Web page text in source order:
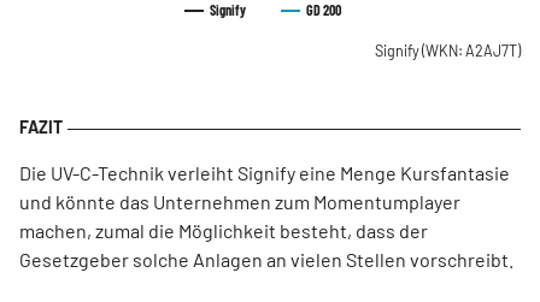
Signify GD 200
Signify(WKN: A2AJ7T)
Die UV-C-Technik verleiht Signify eine Menge Kursfantasie
und könnte das Unternehmen zum Momentumplayer
machen, zumal die Möglichkeit besteht, dass der
Gesetzgeber solche Anlagen an vielen Stellen vorschreibt.